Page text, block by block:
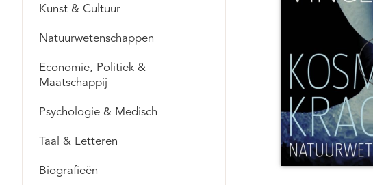
Kunst & Cultuur
Natuurwetenschappen
Economie, Politiek &
Maatschappij
Psychologie & Medisch
Taal & Letteren
Biografieën